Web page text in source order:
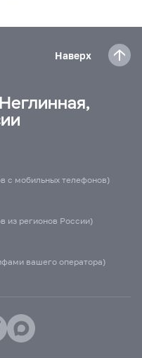
Наверх
с мобильных телефонов)
из регионов России)
вашего оператора)